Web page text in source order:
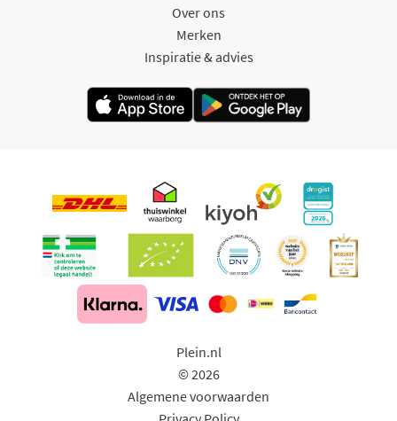
Over ons
Merken
Inspiratie & advies
Plein.nl
© 2026
Algemene voorwaarden